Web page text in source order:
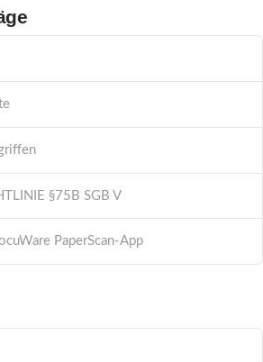
§75B SGB V
PaperScan-App